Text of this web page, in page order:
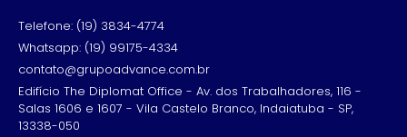
Telefone: (19) 3834-4774
Whatsapp: (19) 99175-4334
contato@grupoadvance.com.br
Edifício The Diplomat Office - Av. dos Trabalhadores, 116 -
Salas 1606 e 1607 - Vila Castelo Branco, Indaiatuba - SP,
13338-050